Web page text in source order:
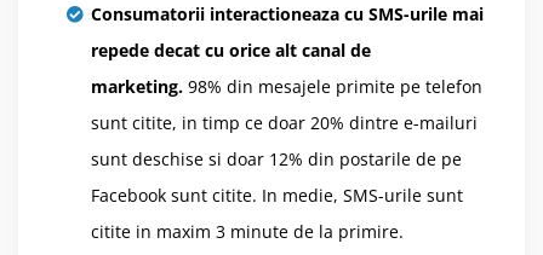
Consumatorii interactioneaza cu SMS-urile mai
repede decat cu orice alt canal de
marketing. 98% din mesajele primite pe telefon
sunt citite, in timp ce doar 20% dintre e-mailuri
sunt deschise si doar 12% din postarile de pe
Facebook sunt citite. In medie, SMS-urile sunt
citite in maxim 3 minute de la primire.